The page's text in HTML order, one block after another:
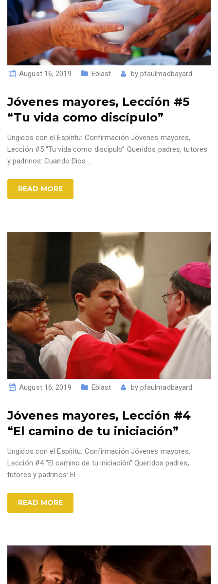
August 16, 2019 Eblast by pfaulmadbayard
Jóvenes mayores, Lección #5
“Tu vida como discípulo”
Ungidos con el Espíritu: Confirmación Jóvenes mayores,
Lección #5 “Tu vida como discípulo” Queridos padres, tutores
y padrinos: Cuando Dios …
READ MORE
August 16, 2019 Eblast by pfaulmadbayard
Jóvenes mayores, Lección #4
“El camino de tu iniciación”
Ungidos con el Espíritu: Confirmación Jóvenes mayores,
Lección #4 “El camino de tu iniciación” Queridos padres,
tutores y padrinos: El …
READ MORE